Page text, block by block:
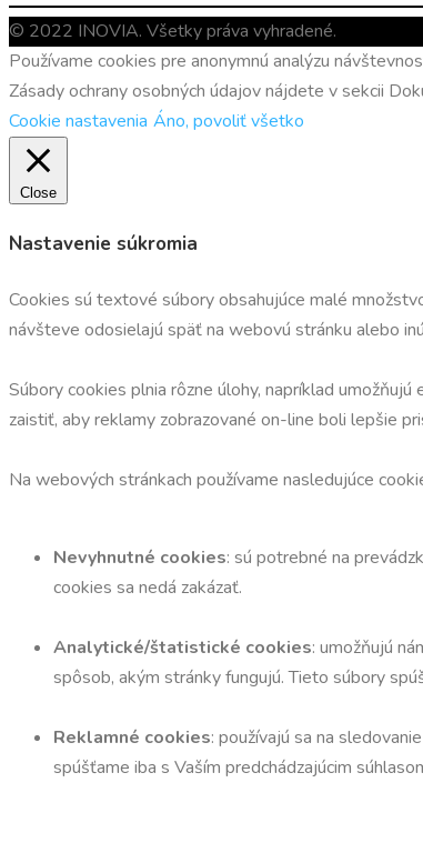
© 2022 INOVIA. Všetky práva vyhradené.
Používame cookies pre anonymnú analýzu
Zásady ochrany osobných údajov nájdete v sekcii
Cookie nastavenia Áno, povoliť všetko
Close
Nastavenie súkromia
Cookies sú textové súbory obsahujúce malé
návšteve odosielajú späť na webovú stránku alebo
Súbory cookies plnia rôzne úlohy, napríklad
zaistiť, aby reklamy zobrazované on-line boli lepšie
Na webových stránkach používame nasledujúce
Nevyhnutné cookies: sú potrebné na
cookies sa nedá zakázať.
Analytické/štatistické cookies: umožňujú
spôsob, akým stránky fungujú. Tieto súbory
Reklamné cookies: používajú sa na
spúšťame iba s Vaším predchádzajúcim